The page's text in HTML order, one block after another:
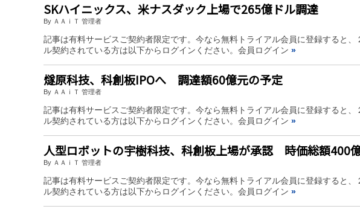
SKハイニックス、米ナスダック上場で265億ドル調達
By ＡＡｉＴ 管理者
記事は有料サービスご契約者限定です。今なら無料トライアル会員に登録すると
ル契約されている方は以下からログインください。会員ログイン »
燧原科技、科創板IPOへ 調達額60億元の予定
By ＡＡｉＴ 管理者
記事は有料サービスご契約者限定です。今なら無料トライアル会員に登録すると
ル契約されている方は以下からログインください。会員ログイン »
人型ロボットの宇樹科技、科創板上場が承認 時価総額400
By ＡＡｉＴ 管理者
記事は有料サービスご契約者限定です。今なら無料トライアル会員に登録すると
ル契約されている方は以下からログインください。会員ログイン »